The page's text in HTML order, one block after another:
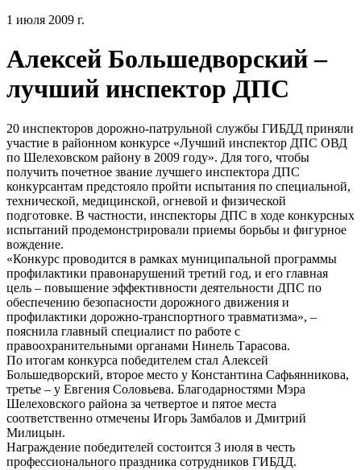
1 июля 2009 г.
Алексей Большедворский –
лучший инспектор ДПС
20 инспекторов дорожно-патрульной службы ГИБДД приняли
участие в районном конкурсе «Лучший инспектор ДПС ОВД
по Шелеховском району в 2009 году». Для того, чтобы
получить почетное звание лучшего инспектора ДПС
конкурсантам предстояло пройти испытания по специальной,
технической, медицинской, огневой и физической
подготовке. В частности, инспекторы ДПС в ходе конкурсных
испытаний продемонстрировали приемы борьбы и фигурное
вождение.
«Конкурс проводится в рамках муниципальной программы
профилактики правонарушений третий год, и его главная
цель – повышение эффективности деятельности ДПС по
обеспечению безопасности дорожного движения и
профилактики дорожно-транспортного травматизма», –
пояснила главный специалист по работе с
правоохранительными органами Нинель Тарасова.
По итогам конкурса победителем стал Алексей
Большедворский, второе место у Константина Сафьянникова,
третье – у Евгения Соловьева. Благодарностями Мэра
Шелеховского района за четвертое и пятое места
соответственно отмечены Игорь Замбалов и Дмитрий
Милицын.
Награждение победителей состоится 3 июля в честь
профессионального праздника сотрудников ГИБДД.